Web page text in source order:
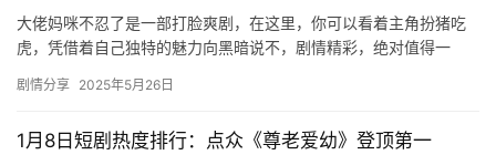
大佬妈咪不忍了是一部打脸爽剧，在这里，你可以看着主角扮猪吃
虎，凭借着自己独特的魅力向黑暗说不，剧情精彩，绝对值得一
可以来看…
剧情分享 2025年5月26日
1月8日短剧热度排行：点众《尊老爱幼》登顶第一